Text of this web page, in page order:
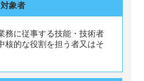
対象者
務に従事する技能・技術者
核的な役割を担う者又はそ